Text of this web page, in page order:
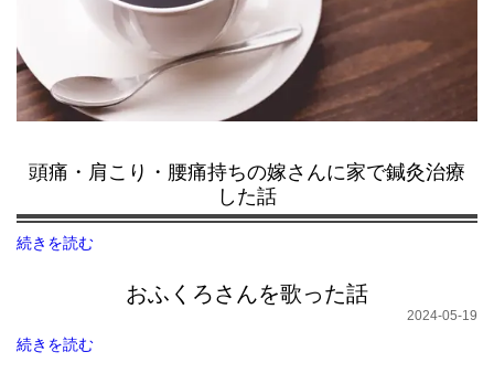
頭痛・肩こり・腰痛持ちの嫁さんに家で鍼灸治療
した話
続きを読む
おふくろさんを歌った話
2024-05-19
続きを読む